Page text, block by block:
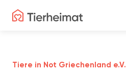
Tiere in Not Griechenland e.V.